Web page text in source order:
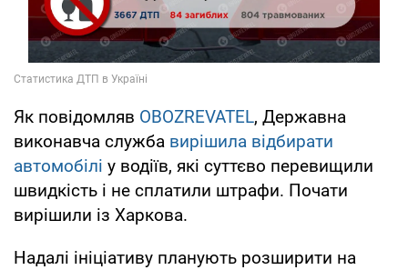
Як повідомляв OBOZREVATEL, Державна
виконавча служба вирішила відбирати
автомобілі у водіїв, які суттєво перевищили
швидкість і не сплатили штрафи. Почати
вирішили із Харкова.
Надалі ініціативу планують розширити на